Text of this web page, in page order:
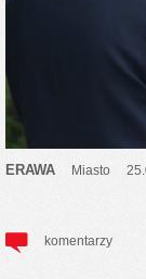
ERAWA Miasto
komentarzy